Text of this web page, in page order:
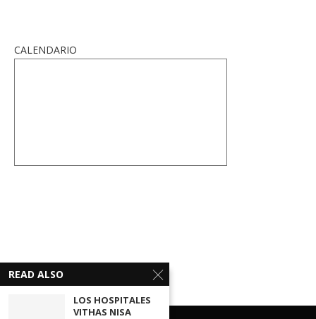
CALENDARIO
READ ALSO
LOS HOSPITALES
VITHAS NISA